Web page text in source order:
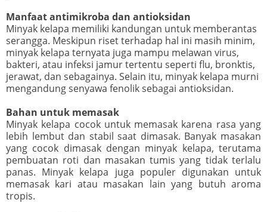
Manfaat antimikroba dan antioksidan
Minyak kelapa memiliki kandungan untuk memberantas
serangga. Meskipun riset terhadap hal ini masih minim,
minyak kelapa ternyata juga mampu melawan virus,
bakteri, atau infeksi jamur tertentu seperti flu, bronktis,
jerawat, dan sebagainya. Selain itu, minyak kelapa murni
mengandung senyawa fenolik sebagai antioksidan.
Bahan untuk memasak
Minyak kelapa cocok untuk memasak karena rasa yang
lebih lembut dan stabil saat dimasak. Banyak masakan
yang cocok dimasak dengan minyak kelapa, terutama
pembuatan roti dan masakan tumis yang tidak terlalu
panas. Minyak kelapa juga populer digunakan untuk
memasak kari atau masakan lain yang butuh aroma
tropis.